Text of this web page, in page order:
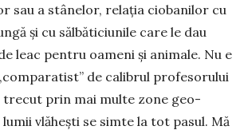
sau a stânelor, re­lația ciobanilor cu
și cu sălbăticiunile care le dau
leac pentru oameni și animale. Nu e
de calibrul pro­fe­sorului
trecut prin mai multe zone geo­
vlăhești se simte la tot pasul. Mă